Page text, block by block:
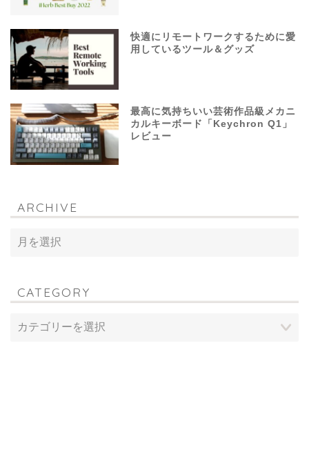
快適にリモートワークするために愛
用しているツール＆グッズ
最高に気持ちいい芸術作品級メカニ
カルキーボード「Keychron Q1」
レビュー
ARCHIVE
CATEGORY